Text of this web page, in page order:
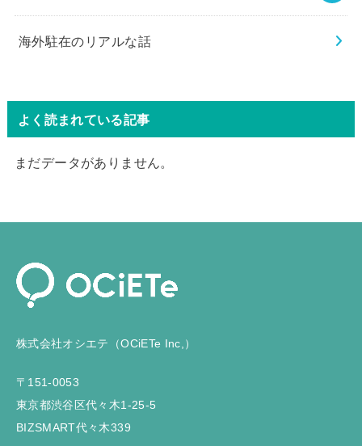
海外駐在のリアルな話
よく読まれている記事
まだデータがありません。
株式会社オシエテ（OCiETe Inc,）
〒151-0053
東京都渋谷区代々木1-25-5
BIZSMART代々木339